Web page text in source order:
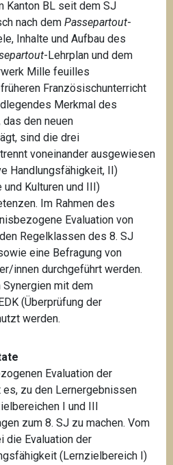
Kanton BL seit dem SJ
nach dem Passepartout-
Inhalte und Aufbau des
-Lehrplan und dem
Mille feuilles
Französischunterricht
Merkmal des
das den neuen
sind die drei
voneinander ausgewiesen
Handlungsfähigkeit, II)
Kulturen und III)
Im Rahmen des
Evaluation von
Regelklassen des 8. SJ
eine Befragung von
innen durchgeführt werden.
Synergien mit dem
(Überprüfung der
werden.
Evaluation der
zu den Lerner­geb­nis­sen
I und III
zum 8. SJ zu machen. Vom
die Evaluation der
(Lern­zielbereich I)